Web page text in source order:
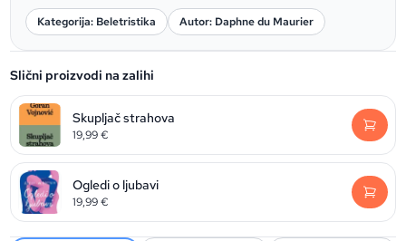
Kategorija: Beletristika Autor: Daphne du Maurier
Slični proizvodi na zalihi
Skupljač strahova
19,99€
Ogledi o ljubavi
19,99€